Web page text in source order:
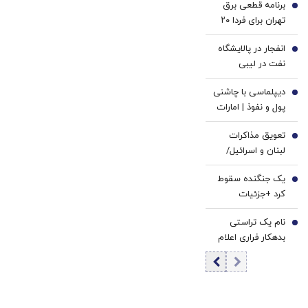
برنامه قطعی برق
تهران برای فردا ۲۰
مردادماه
2
انفجار در پالایشگاه
نفت در لیبی
+جزئیات
3
دیپلماسی با چاشنی
پول و نفوذ | امارات
چطور لقب اسپارت
کوچک را گرفت؟ |
جنگ ایران آزمون
وفاداری به آمریکا
بود؟
4
تعویق مذاکرات
لبنان و اسرائیل/
ماجرا چه بود؟
5
یک جنگنده سقوط
کرد +جزئیات
6
نام یک تراستی
بدهکار فراری اعلام
شد | یک دهه
شصتی 40 نفتکش
7